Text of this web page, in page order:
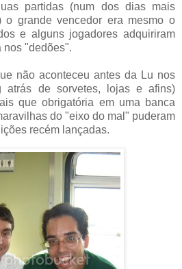
partidas (num dos dias mais
o grande vencedor era mesmo o
e alguns jogadores adquiriram
nos "dedões".
não aconteceu antes da Lu nos
atrás de sorvetes, lojas e afins)
que obrigatória em uma banca
do "eixo do mal" puderam
recém lançadas.